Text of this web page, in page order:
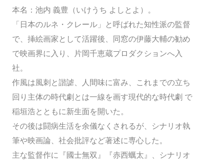
本名：池内 義豊（いけうち よしとよ）。
「日本のルネ・クレール」と呼ばれた知性派の監督
で、挿絵画家として活躍後、同窓の伊藤大輔の勧め
で映画界に入り、片岡千恵蔵プロダクションへ入
社。
作風は風刺と諧謔、人間味に富み、これまでの立ち
回り主体の時代劇とは一線を画す現代的な時代劇 で
稲垣浩とともに新生面を開いた。
その後は闘病生活を余儀なくされるが、シナリオ執
筆や映画論、社会批評など著述に専心した。
主な監督作に『國士無双』『赤西蠣太』、シナリオ